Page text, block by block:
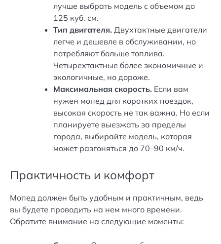
лучше выбрать модель с объемом до
125 куб. см.
Тип двигателя. Двухтактные двигатели
легче и дешевле в обслуживании, но
потребляют больше топлива.
Четырехтактные более экономичные и
экологичные, но дороже.
Максимальная скорость. Если вам
нужен мопед для коротких поездок,
высокая скорость не так важна. Но если
планируете выезжать за пределы
города, выбирайте модель, которая
может разгоняться до 70–90 км/ч.
Практичность и комфорт
Мопед должен быть удобным и практичным, ведь
вы будете проводить на нем много времени.
Обратите внимание на следующие моменты: